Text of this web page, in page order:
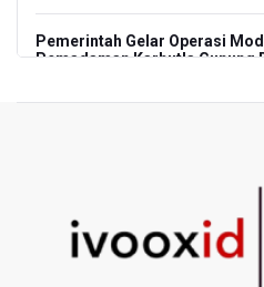
Pemerintah Gelar Operasi
Pemadaman Karhutla Gunung
Kemenkeu Ambil Alih 60
Anggota Komisi III DPR
dalam RUU Perampasan Aset